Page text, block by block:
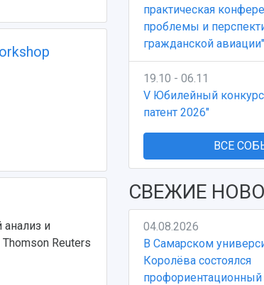
и
Reuters
практическая
проблемы и
гражданской авиации"
19.10 - 06.11
V Юбилейный
патент 2026"
ВСЕ
СВЕЖИЕ
04.08.2026
В Самарском
Королёва состоялся
профориентационный